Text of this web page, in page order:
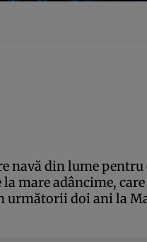
navă din lume pentru
mare adâncime,
următorii doi ani la